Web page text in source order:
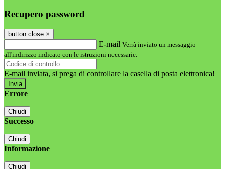
Recupero password
button close ×
E-mail Verrà inviato un messaggio
all'indirizzo indicato con le istruzioni necessarie.
E-mail inviata, si prega di controllare la casella di posta elettronica!
Errore
Chiudi
Successo
Chiudi
Informazione
Chiudi